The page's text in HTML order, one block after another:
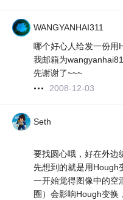
WANGYANHAI311
哪个好心人给发一份用
我邮箱为
先谢谢了~~~
2008-12-03
Seth
要找圆心哦，好在外边
先想到的就是用Hough
一开始觉得图像中的空
圈）会影响Hough变换